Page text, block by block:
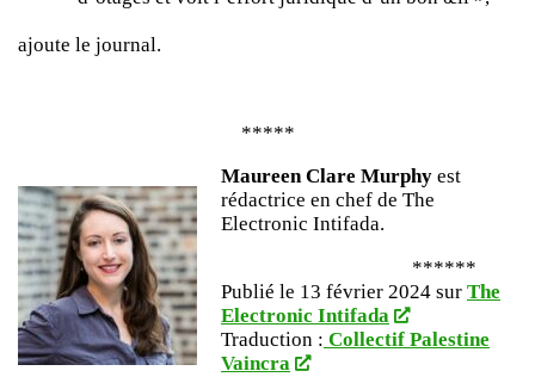
ajoute le journal.
*****
Maureen Clare Murphy est
rédactrice en chef de The
Electronic Intifada.
******
Publié le 13 février 2024 sur The
Electronic Intifada
Traduction : Collectif Palestine
Vaincra